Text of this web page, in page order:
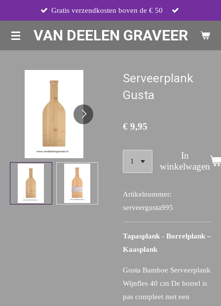
naar
de
VAN DEELEN GRAVEER
Gratis verzendkosten boven de € 50
Serveerplank
Gusta
€ 9,95
In
winkelwagen
Artikelnummer:
serveergusta995
Tapasplank - Borrelplank –
Kaasplank
Gusta Bamboe Serveerplank
Wijnfles 40 cm De borrel is
pas compleet met een